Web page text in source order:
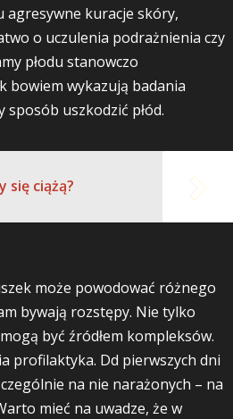
agresywne kuracje skóry,
o uczulenia podrażnienia czy
płodu stanowczo
bowiem wykazują badania
sposób uszkodzić płód.
się ciążą?
może powodować różnego
bywają rozstępy. Nie tylko
być źródłem kompleksów.
profilaktyka. Dd pierwszych dni
na nie narażonych – na
mieć na uwadze, że w